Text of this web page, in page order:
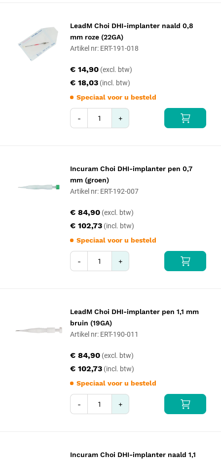
LeadM Choi DHI-implanter naald 0,8
mm roze (22GA)
Artikel nr: ERT-191-018
€ 18,03
€ 14,90
Speciaal voor u besteld
- +
Incuram Choi DHI-implanter pen 0,7
mm (groen)
Artikel nr: ERT-192-007
€ 102,73
€ 84,90
Speciaal voor u besteld
- +
LeadM Choi DHI-implanter pen 1,1 mm
bruin (19GA)
Artikel nr: ERT-190-011
€ 102,73
€ 84,90
Speciaal voor u besteld
- +
Incuram Choi DHI-implanter naald 1,1